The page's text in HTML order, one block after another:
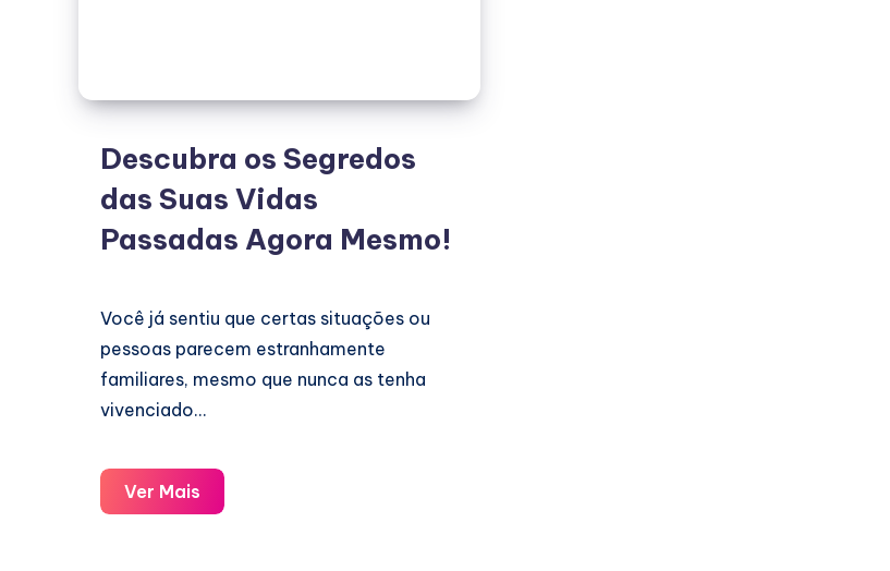
Descubra os Segredos
das Suas Vidas
Passadas Agora Mesmo!
Você já sentiu que certas situações ou
pessoas parecem estranhamente
familiares, mesmo que nunca as tenha
vivenciado…
Ver Mais
os